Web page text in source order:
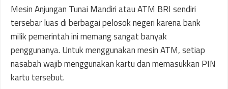
Mesin Anjungan Tunai Mandiri atau ATM BRI sendiri
tersebar luas di berbagai pelosok negeri karena bank
milik pemerintah ini memang sangat banyak
penggunanya. Untuk menggunakan mesin ATM, setiap
nasabah wajib menggunakan kartu dan memasukkan PIN
kartu tersebut.